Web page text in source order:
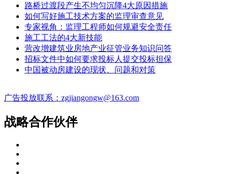
路桥过渡段产生不均匀沉降4大原因措施
如何写好施工技术方案的监理审查意见
专家视角：监理工程师如何规避安全责任
施工工法的4大新技能
营改增建筑业房地产业征管业务知识问答
招标文件中如何要求投标人提交投标担保
中国被动房建设的现状、问题和对策
广告投放联系：zgjiangongw@163.com
战略合作伙伴